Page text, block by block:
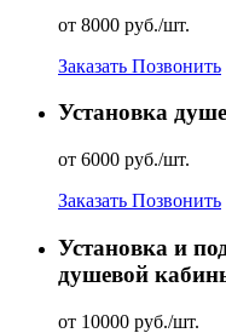
от 8000 руб./шт.
Заказать Позвонить
Установка
от 6000 руб./шт.
Заказать Позвонить
Установка и
душевой
от 10000 руб./шт.